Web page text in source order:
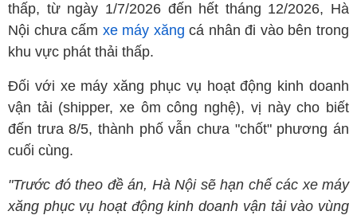
thấp, từ ngày 1/7/2026 đến hết tháng 12/2026, Hà
Nội chưa cấm xe máy xăng cá nhân đi vào bên trong
khu vực phát thải thấp.
Đối với xe máy xăng phục vụ hoạt động kinh doanh
vận tải (shipper, xe ôm công nghệ), vị này cho biết
đến trưa 8/5, thành phố vẫn chưa "chốt" phương án
cuối cùng.
"Trước đó theo đề án, Hà Nội sẽ hạn chế các xe máy
xăng phục vụ hoạt động kinh doanh vận tải vào vùng